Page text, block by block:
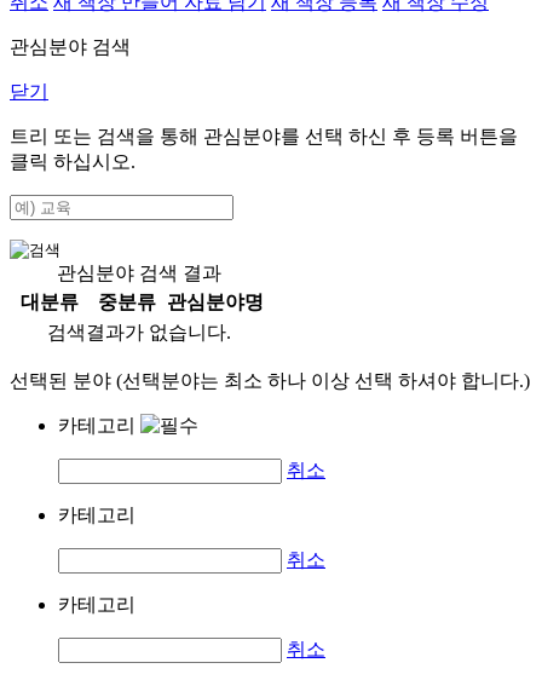
관심분야 검색
닫기
트리 또는 검색을 통해 관심분야를 선택 하신 후 등록 버튼을
클릭 하십시오.
관심분야 검색 결과
대분류
중분류
관심분야명
검색결과가 없습니다.
선택된 분야 (선택분야는 최소 하나 이상 선택 하셔야 합니다.)
카테고리
취소
카테고리
취소
카테고리
취소